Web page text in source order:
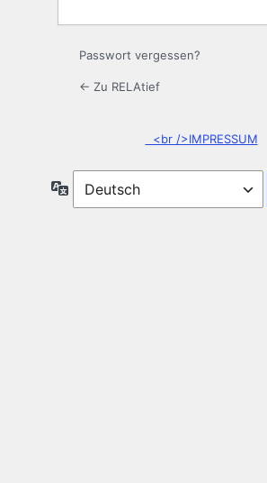
Passwort vergessen?
← Zu RELAtief
<br />IMPRESSUM
Sprache